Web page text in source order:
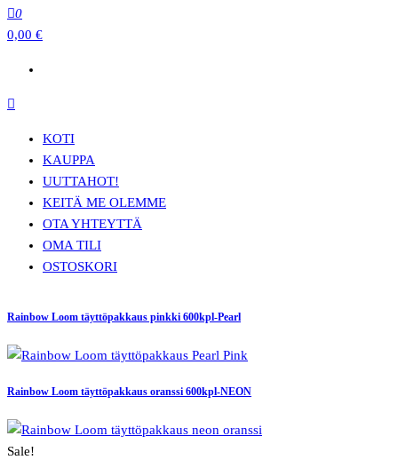
0
0,00 €
KOTI
KAUPPA
UUTTAHOT!
KEITÄ ME OLEMME
OTA YHTEYTTÄ
OMA TILI
OSTOSKORI
Rainbow Loom täyttöpakkaus pinkki 600kpl-Pearl
Rainbow Loom täyttöpakkaus oranssi 600kpl-NEON
Sale!